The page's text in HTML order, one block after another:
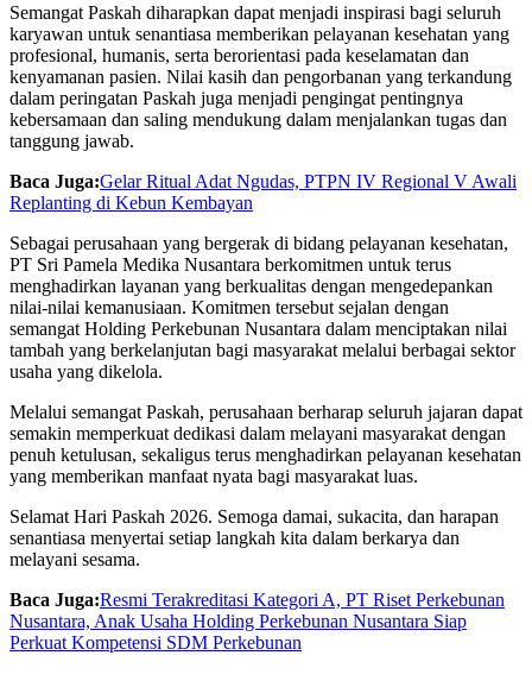
Semangat Paskah diharapkan dapat menjadi inspirasi bagi seluruh
karyawan untuk senantiasa memberikan pelayanan kesehatan yang
profesional, humanis, serta berorientasi pada keselamatan dan
kenyamanan pasien. Nilai kasih dan pengorbanan yang terkandung
dalam peringatan Paskah juga menjadi pengingat pentingnya
kebersamaan dan saling mendukung dalam menjalankan tugas dan
tanggung jawab.
Baca Juga:Gelar Ritual Adat Ngudas, PTPN IV Regional V Awali
Replanting di Kebun Kembayan
Sebagai perusahaan yang bergerak di bidang pelayanan kesehatan,
PT Sri Pamela Medika Nusantara berkomitmen untuk terus
menghadirkan layanan yang berkualitas dengan mengedepankan
nilai-nilai kemanusiaan. Komitmen tersebut sejalan dengan
semangat Holding Perkebunan Nusantara dalam menciptakan nilai
tambah yang berkelanjutan bagi masyarakat melalui berbagai sektor
usaha yang dikelola.
Melalui semangat Paskah, perusahaan berharap seluruh jajaran dapat
semakin memperkuat dedikasi dalam melayani masyarakat dengan
penuh ketulusan, sekaligus terus menghadirkan pelayanan kesehatan
yang memberikan manfaat nyata bagi masyarakat luas.
Selamat Hari Paskah 2026. Semoga damai, sukacita, dan harapan
senantiasa menyertai setiap langkah kita dalam berkarya dan
melayani sesama.
Baca Juga:Resmi Terakreditasi Kategori A, PT Riset Perkebunan
Nusantara, Anak Usaha Holding Perkebunan Nusantara Siap
Perkuat Kompetensi SDM Perkebunan